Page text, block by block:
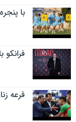
با
فرانکو
قرعه